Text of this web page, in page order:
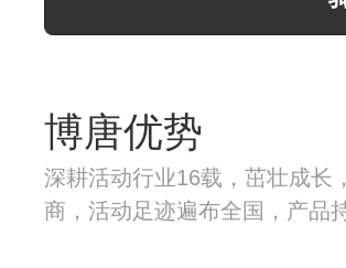
博唐优势
深耕活动行业16载，茁壮成长
商，活动足迹遍布全国，产品